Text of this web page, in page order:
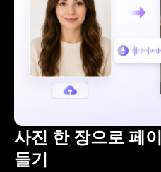
사진 한 장으로 페
들기